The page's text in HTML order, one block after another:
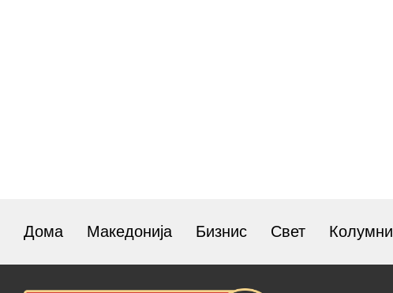
Дома Македонија Бизнис Свет Колумни